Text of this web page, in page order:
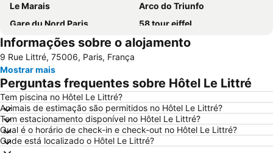
Le Marais
Arco do Triunfo
Gare du Nord Paris
58 tour eiffel
Champs Elysées
Quartier Latin
8th district Élysée
Museu do Louvre
6th district Luxembourg
Paris Expo Porte de Versailles 5th district Panthéon
Montparnasse
Stade de France
7th district Palais Bourbon
15th district Vaugirard
Disney Village
3rd district Temple
Informações sobre o alojamento
9 Rue Littré, 75006, Paris, França
Mostrar mais
Perguntas frequentes sobre Hôtel Le Littré
Tem piscina no Hôtel Le Littré?
Animais de estimação são permitidos no Hôtel Le Littré?
Tem estacionamento disponível no Hôtel Le Littré?
Qual é o horário de check-in e check-out no Hôtel Le Littré?
Onde está localizado o Hôtel Le Littré?